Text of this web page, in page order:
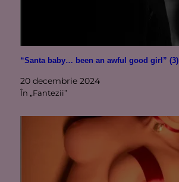
“Santa baby… been an awful good girl” (3)
20 decembrie 2024
În „Fantezii”